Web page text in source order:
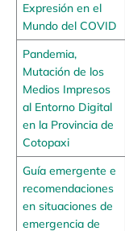
Expresión en el
Mundo del COVID
Pandemia,
Mutación de los
Medios Impresos
al Entorno Digital
en la Provincia de
Cotopaxi
Guía emergente e
recomendaciones
en situaciones de
emergencia de